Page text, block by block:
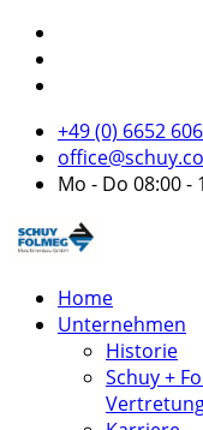
+49 (0) 6652
Mo - Do 08:00 -
Home
Unternehmen
Historie
Schuy +